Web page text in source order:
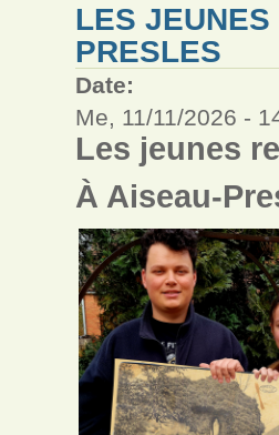
LES
PRESLES
Date:
Me, 11/11/2026 -
Les jeunes
À Aiseau-